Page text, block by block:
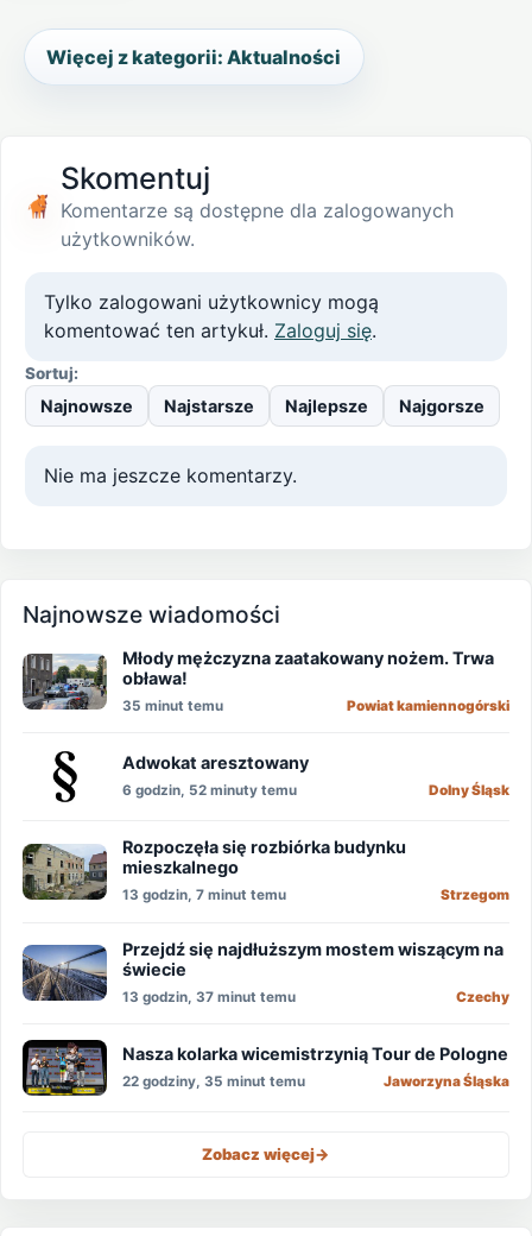
Więcej z kategorii: Aktualności
Skomentuj
Komentarze są dostępne dla zalogowanych
użytkowników.
Tylko zalogowani użytkownicy mogą
komentować ten artykuł. Zaloguj się.
Sortuj:
Najnowsze Najstarsze Najlepsze Najgorsze
Nie ma jeszcze komentarzy.
Najnowsze wiadomości
Młody mężczyzna zaatakowany nożem. Trwa
obława!
35 minut temu Powiat kamiennogórski
Adwokat aresztowany
6 godzin, 52 minuty temu Dolny Śląsk
Rozpoczęła się rozbiórka budynku
mieszkalnego
13 godzin, 7 minut temu Strzegom
Przejdź się najdłuższym mostem wiszącym na
świecie
13 godzin, 37 minut temu Czechy
Nasza kolarka wicemistrzynią Tour de Pologne
22 godziny, 35 minut temu Jaworzyna Śląska
Zobacz więcej->